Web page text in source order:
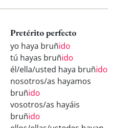
Pretérito perfecto
yo haya bruñido
tú hayas bruñido
él/ella/usted haya bruñido
nosotros/as hayamos
bruñido
vosotros/as hayáis
bruñido